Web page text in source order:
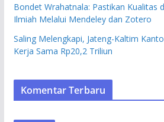
Bondet Wrahatnala: Pastikan Kualitas
Ilmiah Melalui Mendeley dan Zotero
Saling Melengkapi, Jateng-Kaltim
Kerja Sama Rp20,2 Triliun
Komentar Terbaru